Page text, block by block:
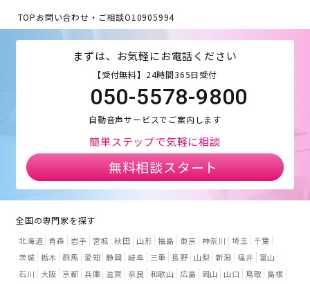
TOPお問い合わせ・ご相談O10905994
まずは、お気軽にお電話ください
【受付無料】24時間365日受付
050-5578-9800
自動音声サービスでご案内します
簡単ステップで気軽に相談
無料相談スタート
全国の専門家を探す
北海道 青森 岩手 宮城 秋田 山形 福島 東京 神奈川 埼玉
千葉
茨城 栃木 群馬 愛知 静岡 岐阜 三重 長野 山梨 新潟 福井
富山
石川
大阪 京都 兵庫 滋賀 奈良 和歌山 広島 岡山 山口 鳥取
島根